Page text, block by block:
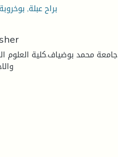
براح عبلة,
جامعة محمد بوضياف.كلية العلوم